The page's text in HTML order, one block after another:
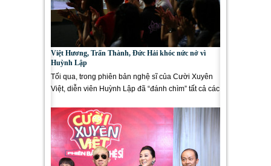
Việt Hương, Trấn Thành, Đức Hải khóc nức nở vì
Huỳnh Lập
Tối qua, trong phiên bản nghệ sĩ của Cười Xuyên
Việt, diễn viên Huỳnh Lập đã “đánh chìm” tất cả các